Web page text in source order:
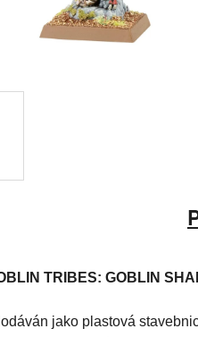
TRIBES: GOBLIN
jako plastová